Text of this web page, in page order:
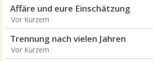
Affäre und eure Einschätzung
Vor Kurzem
Trennung nach vielen Jahren
Vor Kurzem